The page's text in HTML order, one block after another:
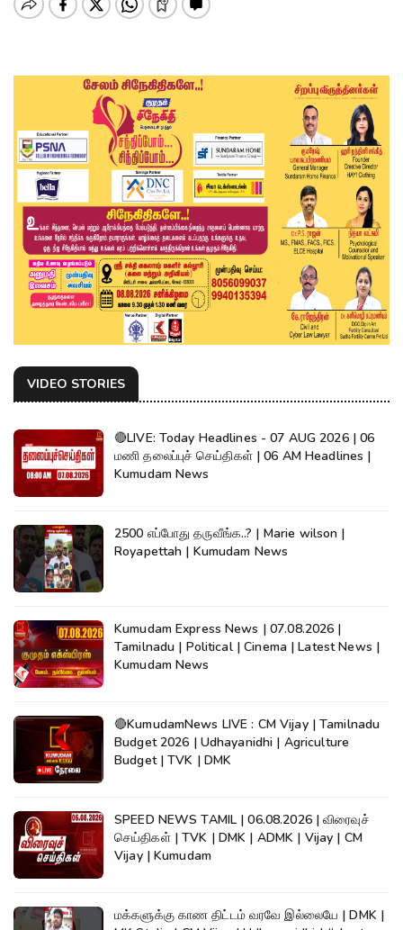
VIDEO STORIES
🔴LIVE: Today Headlines - 07 AUG 2026 | 06
மணி தலைப்புச் செய்திகள் | 06 AM Headlines |
Kumudam News
2500 எப்போது தருவீங்க..? | Marie wilson |
Royapettah | Kumudam News
Kumudam Express News | 07.08.2026 |
Tamilnadu | Political | Cinema | Latest News |
Kumudam News
🔴KumudamNews LIVE : CM Vijay | Tamilnadu
Budget 2026 | Udhayanidhi | Agriculture
Budget | TVK | DMK
SPEED NEWS TAMIL | 06.08.2026 | விரைவுச்
செய்திகள் | TVK | DMK | ADMK | Vijay | CM
Vijay | Kumudam
மக்களுக்கு காண திட்டம் வரவே இல்லையே | DMK |